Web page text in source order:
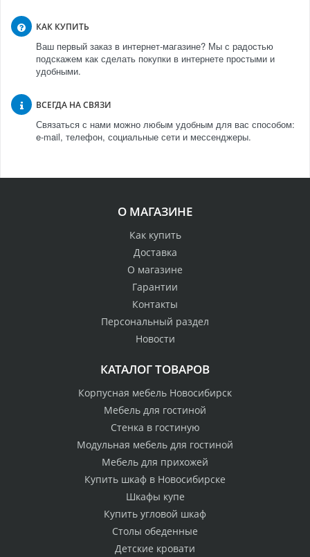
КАК КУПИТЬ
Ваш первый заказ в интернет-магазине? Мы с радостью
подскажем как сделать покупки в интернете простыми и
удобными.
ВСЕГДА НА СВЯЗИ
Связаться с нами можно любым удобным для вас способом:
e-mail, телефон, социальные сети и мессенджеры.
О МАГАЗИНЕ
Как купить
Доставка
О магазине
Гарантии
Контакты
Персональный раздел
Новости
КАТАЛОГ ТОВАРОВ
Корпусная мебель Новосибирск
Мебель для гостиной
Стенка в гостиную
Модульная мебель для гостиной
Мебель для прихожей
Купить шкаф в Новосибирске
Шкафы купе
Купить угловой шкаф
Столы обеденные
Детские кровати